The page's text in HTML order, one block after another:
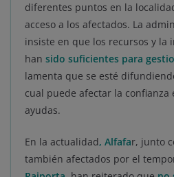
diferentes puntos en la
acceso a los afectados. La
insiste en que los recursos y la
han sido suficientes para
lamenta que se esté
cual puede afectar la confianza
ayudas.
En la actualidad, Alfafar, junto
también afectados por el